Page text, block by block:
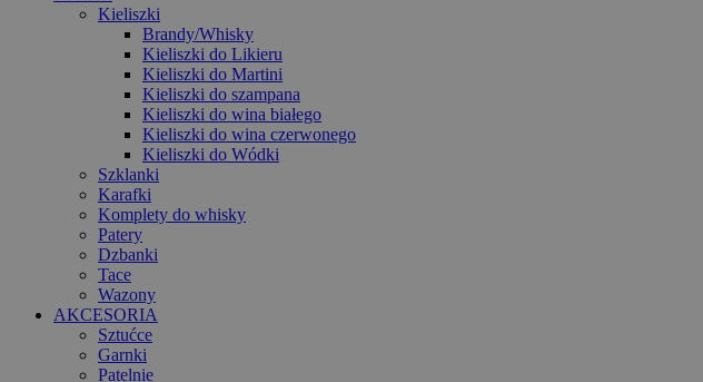
Kieliszki
Brandy/Whisky
Kieliszki do Likieru
Kieliszki do Martini
Kieliszki do szampana
Kieliszki do wina białego
Kieliszki do wina czerwonego
Kieliszki do Wódki
Szklanki
Karafki
Komplety do whisky
Patery
Dzbanki
Tace
Wazony
AKCESORIA
Sztućce
Garnki
Patelnie